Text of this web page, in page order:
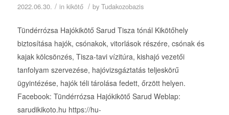
2022.06.30. / in kikötő / by Tudakozobazis
Tündérrózsa Hajókikötő Sarud Tisza tónál Kikötőhely
biztosítása hajók, csónakok, vitorlások részére, csónak és
kajak kölcsönzés, Tisza-tavi vízitúra, kishajó vezetői
tanfolyam szervezése, hajóvizsgáztatás teljeskörű
ügyintézése, hajók téli tárolása fedett, őrzött helyen.
Facebook: Tündérrózsa Hajókikötő Sarud Weblap:
sarudikikoto.hu https://hu-